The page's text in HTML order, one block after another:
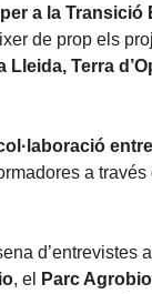
a la Transició
de prop els
Lleida, Terra
a través
d’entrevistes
, el Parc